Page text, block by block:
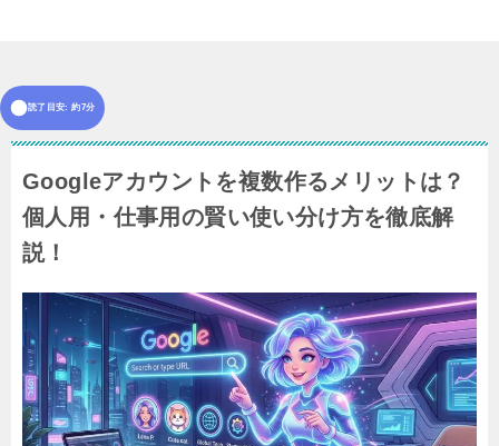
読了目安: 約7分
Googleアカウントを複数作るメリットは？
個人用・仕事用の賢い使い分け方を徹底解
説！